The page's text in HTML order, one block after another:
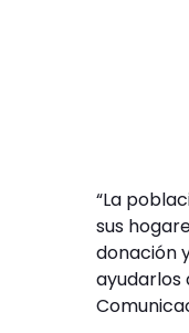
“La
sus
donación
ayudarlos